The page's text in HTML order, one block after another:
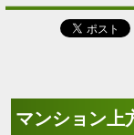
マンション上